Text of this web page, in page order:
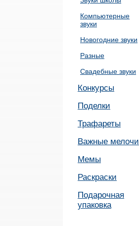
Компьютерные
звуки
Новогодние звуки
Разные
Свадебные звуки
Конкурсы
Поделки
Трафареты
Важные мелочи
Мемы
Раскраски
Подарочная
упаковка